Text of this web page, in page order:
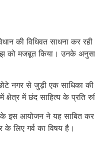
की विधिवत साधना कर
समझ को मजबूत किया। उनके
नगर से जुड़ी एक साधिका
में छंद साहित्य के प्रति
इस आयोजन ने यह साबित कर
लिए गर्व का विषय है।